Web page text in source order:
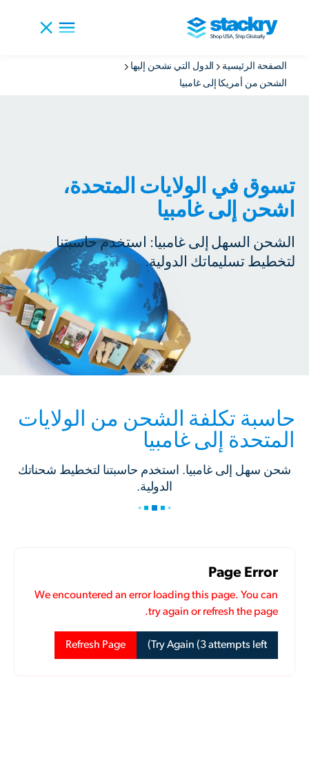
الصفحة الرئيسية
الدول التي نشحن إليها
الشحن من أمريكا إلى غامبيا
تسوق في الولايات المتحدة،
اشحن إلى غامبيا
الشحن السهل إلى غامبيا: استخدم حاسبتنا
لتخطيط تسليماتك الدولية.
حاسبة تكلفة الشحن من الولايات
المتحدة إلى غامبيا
شحن سهل إلى غامبيا. استخدم حاسبتنا لتخطيط شحناتك
الدولية.